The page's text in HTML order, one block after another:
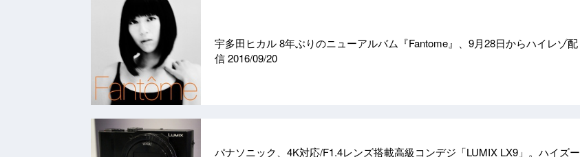
宇多田ヒカル 8年ぶりのニューアルバム『Fantome』、9月28日からハイレゾ配
信2016/09/20
パナソニック、4K対応/F1.4レンズ搭載高級コンデジ「LUMIX LX9」。ハイズー